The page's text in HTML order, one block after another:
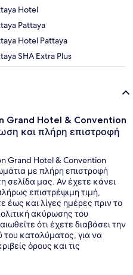
Hotel
Pattaya
Hotel Pattaya
SHA Extra Plus
Grand Hotel & Convention
και πλήρη επιστροφή
Grand Hotel & Convention
με πλήρη επιστροφή
σελίδα μας. Αν έχετε κάνει
επιστρέψιμη τιμή,
έως και λίγες ημέρες πριν το
ακύρωσης του
ότι έχετε διαβάσει την
του καταλύματος, για να
όρους και τις